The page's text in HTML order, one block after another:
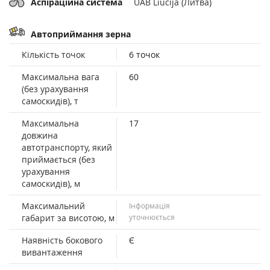
Автоприймання зерна
Кількість точок
6 точок
Максимальна вага
(без урахування
самоскидів), т
60
Максимальна
довжина
автотранспорту, який
приймається (без
урахування
самоскидів), м
17
Максимальний
габарит за висотою, м
Інформація
уточнюється
Наявність бокового
вивантаження
Є